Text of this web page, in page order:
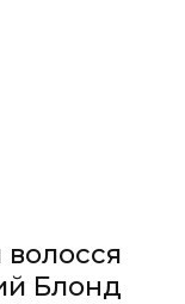
Блонд